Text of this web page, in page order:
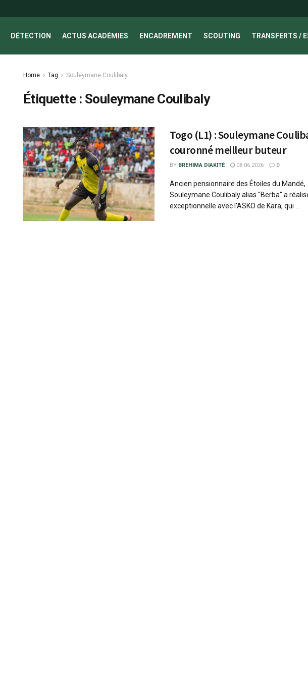
DÉTECTION ACTUS ACADÉMIES ENCADREMENT SCOUTING TRANSFERTS /
Home Tag Souleymane Coulibaly
Étiquette : Souleymane Coulibaly
Togo (L1) : Souleymane
couronné meilleur buteur
BY BREHIMA DIAKITÉ 08.06.2026 0
Ancien pensionnaire des Étoiles du Mandé,
Souleymane Coulibaly alias "Berba" a
exceptionnelle avec l'ASKO de Kara, qui ...